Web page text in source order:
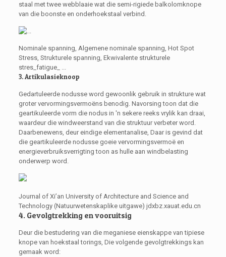
staal met twee webblaaie wat die semi-rigiede balkolomknope
van die boonste en onderhoekstaal verbind.
Nominale spanning, Algemene nominale spanning, Hot Spot
Stress, Strukturele spanning, Ekwivalente strukturele
stres_fatigue_ ...
3. Artikulasieknoop
Gedartuleerde nodusse word gewoonlik gebruik in strukture wat
groter vervormingsvermoëns benodig. Navorsing toon dat die
geartikuleerde vorm die nodus in 'n sekere reeks vrylik kan draai,
waardeur die windweerstand van die struktuur verbeter word.
Daarbenewens, deur eindige elementanalise, Daar is gevind dat
die geartikuleerde nodusse goeie vervormingsvermoë en
energieverbruiksverrigting toon as hulle aan windbelasting
onderwerp word.
Journal of Xi’an University of Architecture and Science and
Technology (Natuurwetenskaplike uitgawe) jdxbz.xauat.edu.cn
4. Gevolgtrekking en vooruitsig
Deur die bestudering van die meganiese eienskappe van tipiese
knope van hoekstaal torings, Die volgende gevolgtrekkings kan
gemaak word: